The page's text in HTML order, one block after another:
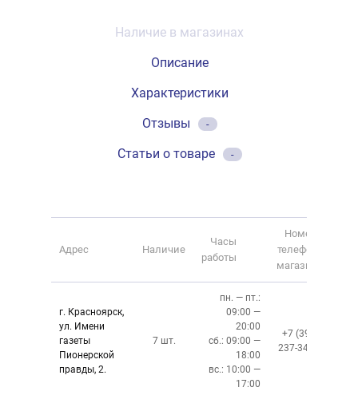
Наличие в магазинах
Описание
Характеристики
Отзывы
-
Статьи о товаре -
Адрес Наличие
Часы
работы
Номер
телефона
магазина
г. Красноярск,
ул. Имени
газеты
Пионерской
правды, 2.
7 шт.
пн. — пт.:
09:00 —
20:00
сб.: 09:00 —
18:00
вс.: 10:00 —
17:00
+7 (391)
237-34-34